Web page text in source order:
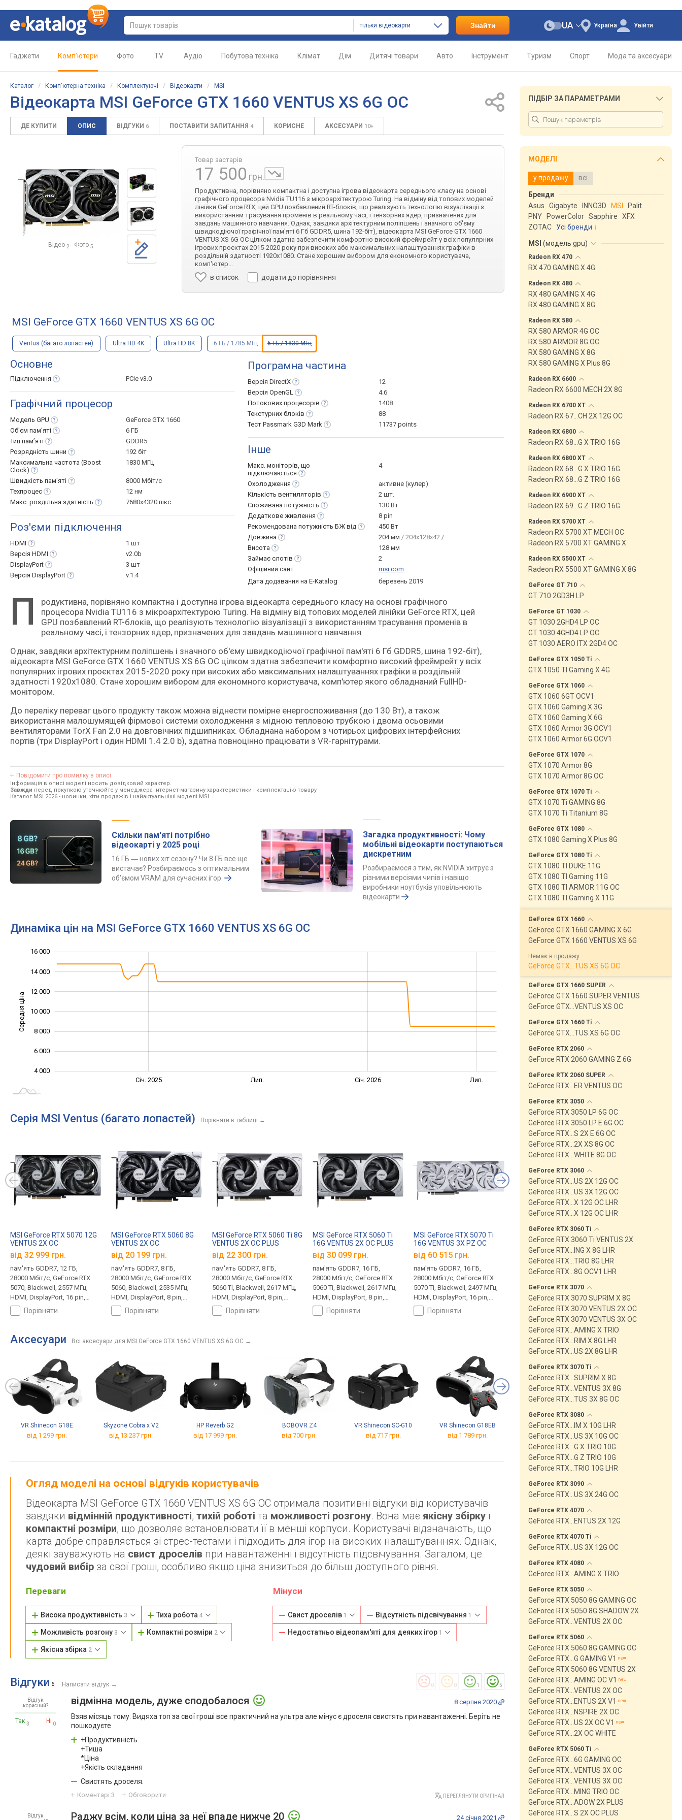
тільки відеокарти Знайти Україна
UA Увійти
Гаджети Комп'ютери Фото TV Аудіо Побутова техніка Клімат Дім Дитячі товари Авто Інструмент Туризм Спорт Мода та аксесуари
Каталог / Комп'ютерна техніка / Комплектуючі / Відеокарти / MSI
Відеокарта MSI GeForce GTX 1660 VENTUS XS 6G OC
ДЕ КУПИТИ ОПИС ВІДГУКИ 6 ПОСТАВИТИ ЗАПИТАННЯ 4 КОРИСНЕ АКСЕСУАРИ 10+
Відео 2 Фото 5
Товар застарів
17 500 грн.
Продуктивна, порівняно компактна і доступна ігрова відеокарта середнього класу на основі
графічного процесора Nvidia TU116 з мікроархітектурою Turing. На відміну від топових моделей
лінійки GeForce RTX, цей GPU позбавлений RT-блоків, що реалізують технологію візуалізації з
використанням трасування променів в реальному часі, і тензорних ядер, призначених для
завдань машинного навчання. Однак, завдяки архітектурним поліпшень і значного об'єму
швидкодіючої графічної пам'яті 6 Гб GDDR5, шина 192-біт), відеокарта MSI GeForce GTX 1660
VENTUS XS 6G OC цілком здатна забезпечити комфортно високий фреймрейт у всіх популярних
ігрових проєктах 2015-2020 року при високих або максимальних налаштуваннях графіки в
роздільній здатності 1920х1080. Стане хорошим вибором для економного користувача,
комп'ютер...
в список додати до порівняння
MSI GeForce GTX 1660 VENTUS XS 6G OC
Ventus (багато лопастей) Ultra HD 4K Ultra HD 8K 6 ГБ / 1785 МГц 6 ГБ / 1830 МГц
Основне
Підключення PCIe v3.0
Графічний процесор
Модель GPU
GeForce GTX 1660
Об'єм пам'яті
6 ГБ
Тип пам’яті
GDDR5
Розрядність шини
192 біт
Максимальна частота (Boost
Clock)
1830 МГц
Швидкість пам'яті
8000 Мбіт/с
Техпроцес
12 нм
Макс. роздільна здатність 7680x4320 пікс.
Роз'єми підключення
HDMI
1 шт
Версія HDMI
v2.0b
DisplayPort
3 шт
Версія DisplayPort v.1.4
Програмна частина
Версія DirectX
12
Версія OpenGL
4.6
Потокових процесорів
1408
Текстурних блоків
88
Тест Passmark G3D Mark 11737 points
Інше
Макс. моніторів, що
підключаються
4
Охолодження
активне (кулер)
Кількість вентиляторів
2 шт.
Споживана потужність
130 Вт
Додаткове живлення
8 pin
Рекомендована потужність БЖ від
450 Вт
Довжина
204 мм / 204x128x42 /
Висота
128 мм
Займає слотів
2
Офіційний сайт
msi.com
Дата додавання на E-Katalog
березень 2019
П
родуктивна, порівняно компактна і доступна ігрова відеокарта середнього класу на основі графічного
процесора Nvidia TU116 з мікроархітектурою Turing. На відміну від топових моделей лінійки GeForce RTX, цей
GPU позбавлений RT-блоків, що реалізують технологію візуалізації з використанням трасування променів в
реальному часі, і тензорних ядер, призначених для завдань машинного навчання.
Однак, завдяки архітектурним поліпшень і значного об'єму швидкодіючої графічної пам'яті 6 Гб GDDR5, шина 192-біт),
відеокарта MSI GeForce GTX 1660 VENTUS XS 6G OC цілком здатна забезпечити комфортно високий фреймрейт у всіх
популярних ігрових проєктах 2015-2020 року при високих або максимальних налаштуваннях графіки в роздільній
здатності 1920х1080. Стане хорошим вибором для економного користувача, комп'ютер якого обладнаний FullHD-
монітором.
До переліку переваг цього продукту також можна віднести помірне енергоспоживання (до 130 Вт), а також
використання малошумящей фірмової системи охолодження з мідною тепловою трубкою і двома осьовими
вентиляторами TorX Fan 2.0 на довговічних підшипниках. Обладнана набором з чотирьох цифрових інтерфейсних
портів (три DisplayPort і один HDMI 1.4 2.0 b), здатна повноцінно працювати з VR-гарнітурами.
Повідомити про помилку в описі
Інформація в описі моделі носить довідковий характер.
Завжди перед покупкою уточнюйте у менеджера інтернет-магазину характеристики і комплектацію товару
Каталог MSI 2026 - новинки, хіти продажів і найактуальніші моделі MSI.
Скільки пам'яті потрібно
відеокарті у 2025 році
16 ГБ ― нових хіт сезону? Чи 8 ГБ все ще
вистачає? Розбираємось з оптимальним
об'ємом VRAM для сучасних ігор.
Загадка продуктивності: Чому
мобільні відеокарти поступаються
дискретним
Розбираємося з тим, як NVIDIA хитрує з
різними версіями чипів і навіщо
виробники ноутбуків уповільнюють
відеокарти
Динаміка цін на MSI GeForce GTX 1660 VENTUS XS 6G OC
Середня ціна 10 000
4 000
6 000
8 000
10 000
12 000
14 000
16 000
Січ. 2025 Лип. Січ. 2026 Лип.
Серія MSI Ventus (багато лопастей) Порівняти в таблиці →
MSI GeForce RTX 5070 12G
VENTUS 2X OC
від 32 999 грн.
пам'ять GDDR7, 12 ГБ,
28000 Мбіт/с, GeForce RTX
5070, Blackwell, 2557 МГц,
HDMI, DisplayPort, 16 pin,
250 Втпорівняти
MSI GeForce RTX 5060 8G
VENTUS 2X OC
від 20 199 грн.
пам'ять GDDR7, 8 ГБ,
28000 Мбіт/с, GeForce RTX
5060, Blackwell, 2535 МГц,
HDMI, DisplayPort, 8 pin,
145 Втпорівняти
MSI GeForce RTX 5060 Ti 8G
VENTUS 2X OC PLUS
від 22 300 грн.
пам'ять GDDR7, 8 ГБ,
28000 Мбіт/с, GeForce RTX
5060 Ti, Blackwell, 2617 МГц,
HDMI, DisplayPort, 8 pin,
180 Втпорівняти
MSI GeForce RTX 5060 Ti
16G VENTUS 2X OC PLUS
від 30 099 грн.
пам'ять GDDR7, 16 ГБ,
28000 Мбіт/с, GeForce RTX
5060 Ti, Blackwell, 2617 МГц,
HDMI, DisplayPort, 8 pin,
180 Втпорівняти
MSI GeForce RTX 5070 Ti
16G VENTUS 3X PZ OC
від 60 515 грн.
пам'ять GDDR7, 16 ГБ,
28000 Мбіт/с, GeForce RTX
5070 Ti, Blackwell, 2497 МГц,
HDMI, DisplayPort, 16 pin,
300 Вт, White Edition
порівняти
MSI GeForce RTX 5070 Ti
16G VENTUS 3X OC
від 51 043 грн.
пам'ять GDDR7, 16 ГБ,
5070 Ti, Blackwell, 2497 МГц,
HDMI, DisplayPort, 16 pin,
300 Втпорівняти
MSI GeForce RTX
VENTUS 2X 8G
пам'ять GDDR6, 8 ГБ,
LHR, HDMI,
200 Втпорівняти
Аксесуари Всі аксесуари для MSI GeForce GTX 1660 VENTUS XS 6G OC →
VR Shinecon G18E
від 1 299 грн.
Skyzone Cobra x V2
від 13 237 грн.
HP Reverb G2
від 17 999 грн.
BOBOVR Z4
від 700 грн.
VR Shinecon SC-G10
від 717 грн.
VR Shinecon G18EB
від 1 789 грн.
Oculus Quest 2 128 GB
від 11 998 грн.
VR Shinecon SC-G15E
від 1 265 грн.
Огляд моделі на основі відгуків користувачів
Відеокарта MSI GeForce GTX 1660 VENTUS XS 6G OC отримала позитивні відгуки від користувачів
завдяки відмінній продуктивності, тихій роботі та можливості розгону. Вона має якісну збірку і
компактні розміри, що дозволяє встановлювати її в менші корпуси. Користувачі відзначають, що
карта добре справляється зі стрес-тестами і підходить для ігор на високих налаштуваннях. Однак,
деякі зауважують на свист дроселів при навантаженні і відсутність підсвічування. Загалом, це
чудовий вибір за свої гроші, особливо якщо ціна знизиться до більш доступного рівня.
Переваги
Висока продуктивність 3 Тиха робота 4
Можливість розгону 3 Компактні розміри 2
Якісна збірка 2
Мінуси
Свист дроселів 1 Відсутність підсвічування 1
Недостатньо відеопам'яті для деяких ігор 1
Відгуки 6 Написати відгук → 0 0 1 5
Відгук
корисний?
Так 3 Ні 0
відмінна модель, дуже сподобалося 8 серпня 2020
Взяв місяць тому. Видяха топ за свої гроші все практичний на ультра але мінус є дроселя свистять при навантаженні. Беріть не
пошкодуєте
+Продуктивність
+Тиша
*Ціна
+Якість складання
Свистять дроселя.
Коментарі 3 Обговорити ПЕРЕГЛЯНУТИ ОРИГІНАЛ
Відгук
Раджу всім, коли ціна за неї впаде нижче 20 24 січня 2021
ПІДБІР ЗА ПАРАМЕТРАМИ
МОДЕЛІ
у продажу всі
Бренди
Asus
Gigabyte INNO3D MSI
Palit
PNY
PowerColor Sapphire
XFX
ZOTAC
Усі бренди
MSI (модель gpu)
Radeon RX 470
RX 470 GAMING X 4G
Radeon RX 480
RX 480 GAMING X 4G
RX 480 GAMING X 8G
Radeon RX 580
RX 580 ARMOR 4G OC
RX 580 ARMOR 8G OC
RX 580 GAMING X 8G
RX 580 GAMING X Plus 8G
Radeon RX 6600
Radeon RX 6600 MECH 2X 8G
Radeon RX 6700 XT
Radeon RX 67…CH 2X 12G OC
Radeon RX 6800
Radeon RX 68…G X TRIO 16G
Radeon RX 6800 XT
Radeon RX 68…G X TRIO 16G
Radeon RX 68…G Z TRIO 16G
Radeon RX 6900 XT
Radeon RX 69…G Z TRIO 16G
Radeon RX 5700 XT
Radeon RX 5700 XT MECH OC
Radeon RX 5700 XT GAMING X
Radeon RX 5500 XT
Radeon RX 5500 XT GAMING X 8G
GeForce GT 710
GT 710 2GD3H LP
GeForce GT 1030
GT 1030 2GHD4 LP OC
GT 1030 4GHD4 LP OC
GT 1030 AERO ITX 2GD4 OC
GeForce GTX 1050 Ti
GTX 1050 TI Gaming X 4G
GeForce GTX 1060
GTX 1060 6GT OCV1
GTX 1060 Gaming X 3G
GTX 1060 Gaming X 6G
GTX 1060 Armor 3G OCV1
GTX 1060 Armor 6G OCV1
GeForce GTX 1070
GTX 1070 Armor 8G
GTX 1070 Armor 8G OC
GeForce GTX 1070 Ti
GTX 1070 Ti GAMING 8G
GTX 1070 Ti Titanium 8G
GeForce GTX 1080
GTX 1080 Gaming X Plus 8G
GeForce GTX 1080 Ti
GTX 1080 TI DUKE 11G
GTX 1080 TI Gaming 11G
GTX 1080 TI ARMOR 11G OC
GTX 1080 TI Gaming X 11G
GeForce GTX 1660
GeForce GTX 1660 GAMING X 6G
GeForce GTX 1660 VENTUS XS 6G
Немає в продажу
GeForce GTX…TUS XS 6G OC
GeForce GTX 1660 SUPER
GeForce GTX 1660 SUPER VENTUS
GeForce GTX…VENTUS XS OC
GeForce GTX 1660 Ti
GeForce GTX…TUS XS 6G OC
GeForce RTX 2060
GeForce RTX 2060 GAMING Z 6G
GeForce RTX 2060 SUPER
GeForce RTX…ER VENTUS OC
GeForce RTX 3050
GeForce RTX 3050 LP 6G OC
GeForce RTX 3050 LP E 6G OC
GeForce RTX…S 2X E 6G OC
GeForce RTX…2X XS 8G OC
GeForce RTX…WHITE 8G OC
GeForce RTX 3060
GeForce RTX…US 2X 12G OC
GeForce RTX…US 3X 12G OC
GeForce RTX…X 12G OC LHR
GeForce RTX…X 12G OC LHR
GeForce RTX 3060 Ti
GeForce RTX 3060 Ti VENTUS 2X
GeForce RTX…ING X 8G LHR
GeForce RTX…TRIO 8G LHR
GeForce RTX…8G OCV1 LHR
GeForce RTX 3070
GeForce RTX 3070 SUPRIM X 8G
GeForce RTX 3070 VENTUS 2X OC
GeForce RTX 3070 VENTUS 3X OC
GeForce RTX…AMING X TRIO
GeForce RTX…RIM X 8G LHR
GeForce RTX…US 2X 8G LHR
GeForce RTX 3070 Ti
GeForce RTX…SUPRIM X 8G
GeForce RTX…VENTUS 3X 8G
GeForce RTX…TUS 3X 8G OC
GeForce RTX 3080
GeForce RTX…IM X 10G LHR
GeForce RTX…US 3X 10G OC
GeForce RTX…G X TRIO 10G
GeForce RTX…G Z TRIO 10G
GeForce RTX…TRIO 10G LHR
GeForce RTX 3090
GeForce RTX…US 3X 24G OC
GeForce RTX 4070
GeForce RTX…ENTUS 2X 12G
GeForce RTX 4070 Ti
GeForce RTX…US 3X 12G OC
GeForce RTX 4080
GeForce RTX…AMING X TRIO
GeForce RTX 5050
GeForce RTX 5050 8G GAMING OC
GeForce RTX 5050 8G SHADOW 2X
GeForce RTX…VENTUS 2X OC
GeForce RTX 5060
GeForce RTX 5060 8G GAMING OC
GeForce RTX…G GAMING V1
GeForce RTX 5060 8G VENTUS 2X
GeForce RTX…AMING OC V1
GeForce RTX…VENTUS 2X OC
GeForce RTX…ENTUS 2X V1
GeForce RTX…NSPIRE 2X OC
GeForce RTX…US 2X OC V1
GeForce RTX…2X OC WHITE
GeForce RTX 5060 Ti
GeForce RTX…6G GAMING OC
GeForce RTX…VENTUS 3X OC
GeForce RTX…VENTUS 3X OC
GeForce RTX…MING TRIO OC
GeForce RTX…ADOW 2X PLUS
GeForce RTX…S 2X OC PLUS